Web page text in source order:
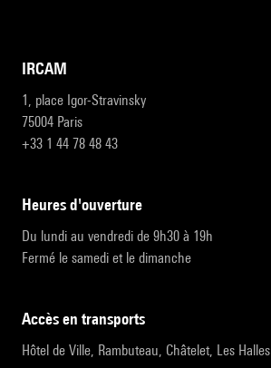
IRCAM
1, place Igor-Stravinsky
75004 Paris
+33 1 44 78 48 43
heures d'ouverture
Du lundi au vendredi de 9h30 à 19h
Fermé le samedi et le dimanche
accès en transports
Hôtel de Ville, Rambuteau, Châtelet, Les Halles